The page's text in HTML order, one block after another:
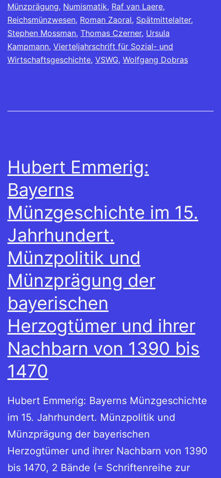
Münzprägung, Numismatik, Raf van Laere,
Reichsmünzwesen, Roman Zaoral, Spätmittelalter,
Stephen Mossman, Thomas Czerner, Ursula
Kampmann, Vierteljahrschrift für Sozial- und
Wirtschaftsgeschichte, VSWG, Wolfgang Dobras
Hubert Emmerig:
Bayerns
Münzgeschichte im 15.
Jahrhundert.
Münzpolitik und
Münzprägung der
bayerischen
Herzogtümer und ihrer
Nachbarn von 1390 bis
1470
Hubert Emmerig: Bayerns Münzgeschichte
im 15. Jahrhundert. Münzpolitik und
Münzprägung der bayerischen
Herzogtümer und ihrer Nachbarn von 1390
bis 1470, 2 Bände (= Schriftenreihe zur